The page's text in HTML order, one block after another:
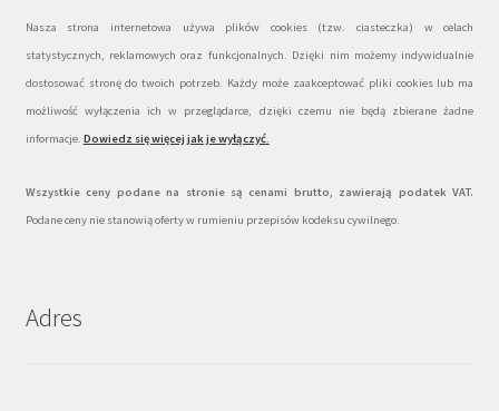
Nasza strona internetowa używa plików cookies (tzw. ciasteczka) w celach
statystycznych, reklamowych oraz funkcjonalnych. Dzięki nim możemy indywidualnie
dostosować stronę do twoich potrzeb. Każdy może zaakceptować pliki cookies lub ma
możliwość wyłączenia ich w przeglądarce, dzięki czemu nie będą zbierane żadne
informacje. Dowiedz się więcej jak je wyłączyć.
Wszystkie ceny podane na stronie są cenami brutto, zawierają podatek VAT.
Podane ceny nie stanowią oferty w rumieniu przepisów kodeksu cywilnego.
Adres